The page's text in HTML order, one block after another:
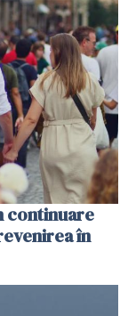
continuare
în